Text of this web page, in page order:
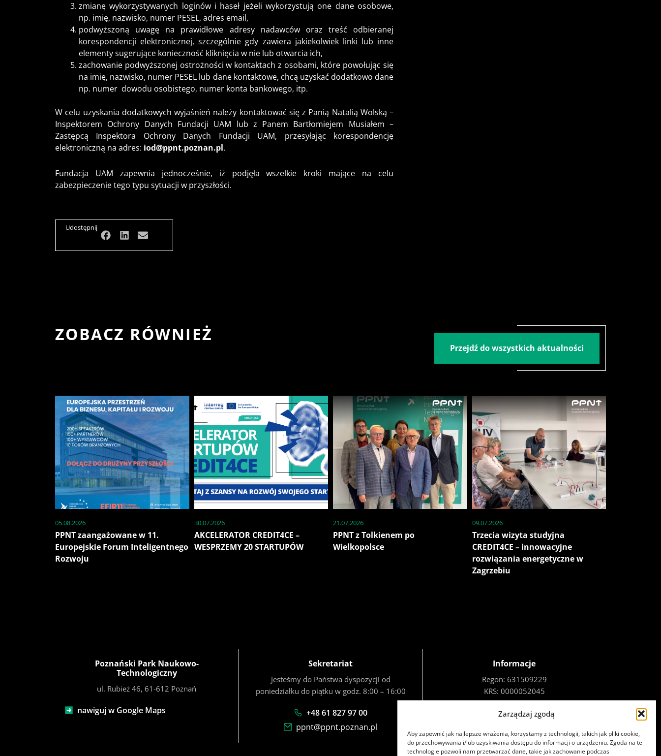
Zarządzaj zgodą
Aby zapewnić jak najlepsze wrażenia, korzystamy z technologii, takich jak pliki cookie,
do przechowywania i/lub uzyskiwania dostępu do informacji o urządzeniu. Zgoda na te
technologie pozwoli nam przetwarzać dane, takie jak zachowanie podczas
zmianę wykorzystywanych loginów i haseł jeżeli wykorzystują one dane osobowe,
np. imię, nazwisko, numer PESEL, adres email,
podwyższoną uwagę na prawidłowe adresy nadawców oraz treść odbieranej
korespondencji elektronicznej, szczególnie gdy zawiera jakiekolwiek linki lub inne
elementy sugerujące konieczność kliknięcia w nie lub otwarcia ich,
zachowanie podwyższonej ostrożności w kontaktach z osobami, które powołując się
na imię, nazwisko, numer PESEL lub dane kontaktowe, chcą uzyskać dodatkowo dane
np. numer dowodu osobistego, numer konta bankowego, itp.
W celu uzyskania dodatkowych wyjaśnień należy kontaktować się z Panią Natalią Wolską –
Inspektorem Ochrony Danych Fundacji UAM lub z Panem Bartłomiejem Musiałem –
Zastępcą Inspektora Ochrony Danych Fundacji UAM, przesyłając korespondencję
elektroniczną na adres: iod@ppnt.poznan.pl.
Fundacja UAM zapewnia jednocześnie, iż podjęła wszelkie kroki mające na celu
zabezpieczenie tego typu sytuacji w przyszłości.
Udostępnij
ZOBACZ RÓWNIEŻ
Przejdź do wszystkich aktualności
05.08.2026
PPNT zaangażowane w 11.
Europejskie Forum Inteligentnego
Rozwoju
30.07.2026
AKCELERATOR CREDIT4CE –
WESPRZEMY 20 STARTUPÓW
21.07.2026
PPNT z Tolkienem po
Wielkopolsce
09.07.2026
Trzecia wizyta studyjna
CREDIT4CE – innowacyjne
rozwiązania energetyczne w
Zagrzebiu
Poznański Park Naukowo-
Technologiczny
ul. Rubież 46, 61-612 Poznań
nawiguj w Google Maps
Sekretariat
Jesteśmy do Państwa dyspozycji od
poniedziałku do piątku w godz. 8:00 – 16:00
+48 61 827 97 00
ppnt@ppnt.poznan.pl
Informacje
Regon: 631509229
KRS: 0000052045
NIP: 781-00-02-075